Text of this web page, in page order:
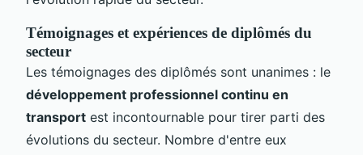
Témoignages et expériences de diplômés du
secteur
Les témoignages des diplômés sont unanimes : le
développement professionnel continu en
transport est incontournable pour tirer parti des
évolutions du secteur. Nombre d'entre eux